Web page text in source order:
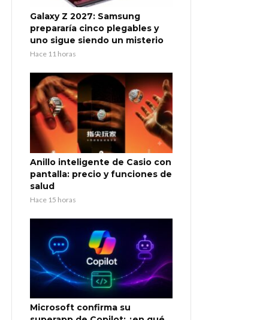
Galaxy Z 2027: Samsung
prepararía cinco plegables y
uno sigue siendo un misterio
Hace 11 horas
Anillo inteligente de Casio con
pantalla: precio y funciones de
salud
Hace 15 horas
Microsoft confirma su